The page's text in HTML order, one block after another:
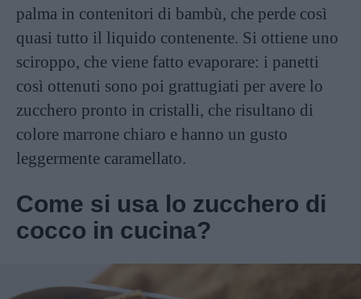
palma in contenitori di bambù, che perde così
quasi tutto il liquido contenente. Si ottiene uno
sciroppo, che viene fatto evaporare: i panetti
così ottenuti sono poi grattugiati per avere lo
zucchero pronto in cristalli, che risultano di
colore marrone chiaro e hanno un gusto
leggermente caramellato.
Come si usa lo zucchero di
cocco in cucina?